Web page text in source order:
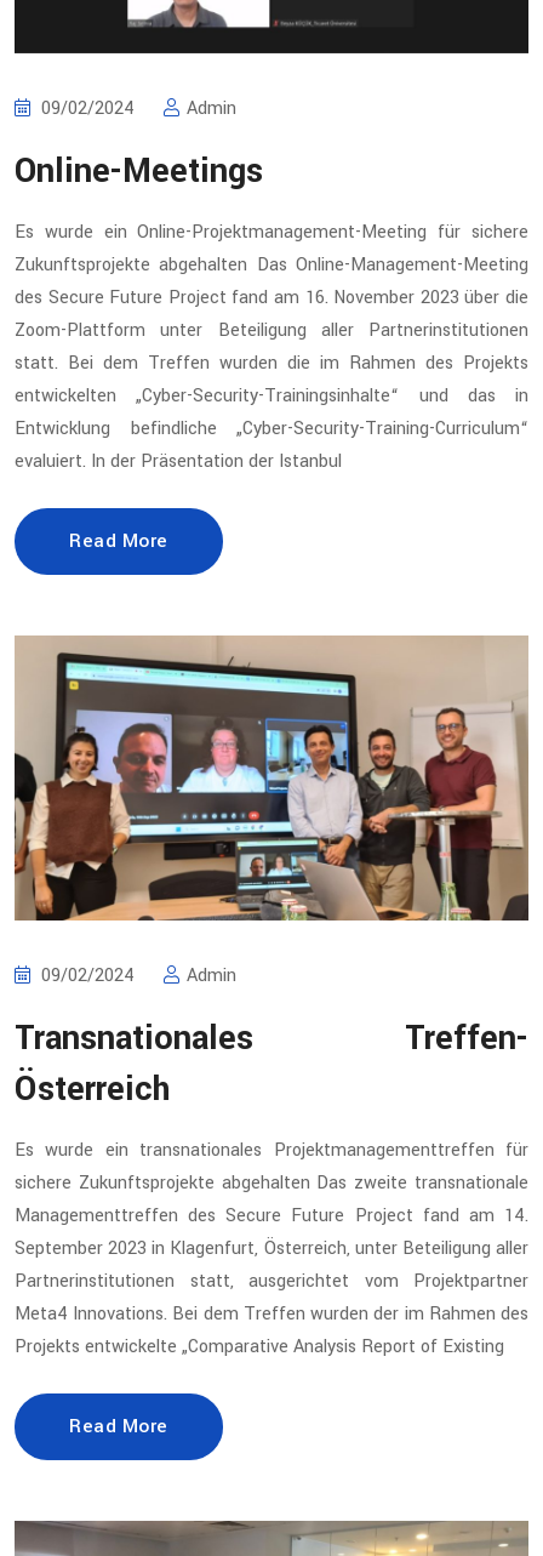
09/02/2024 Admin
Online-Meetings
Es wurde ein Online-Projektmanagement-Meeting für sichere
Zukunftsprojekte abgehalten Das Online-Management-Meeting
des Secure Future Project fand am 16. November 2023 über die
Zoom-Plattform unter Beteiligung aller Partnerinstitutionen
statt. Bei dem Treffen wurden die im Rahmen des Projekts
entwickelten „Cyber-Security-Trainingsinhalte“ und das in
Entwicklung befindliche „Cyber-Security-Training-Curriculum“
evaluiert. In der Präsentation der Istanbul
Read More
09/02/2024 Admin
Transnationales Treffen-
Österreich
Es wurde ein transnationales Projektmanagementtreffen für
sichere Zukunftsprojekte abgehalten Das zweite transnationale
Managementtreffen des Secure Future Project fand am 14.
September 2023 in Klagenfurt, Österreich, unter Beteiligung aller
Partnerinstitutionen statt, ausgerichtet vom Projektpartner
Meta4 Innovations. Bei dem Treffen wurden der im Rahmen des
Projekts entwickelte „Comparative Analysis Report of Existing
Read More